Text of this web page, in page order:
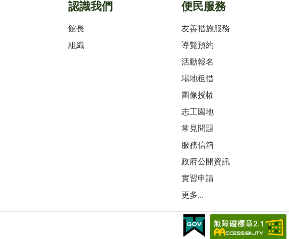
認識我們
館長
組織
便民服務
友善措施服務
導覽預約
活動報名
場地租借
圖像授權
志工園地
常見問題
服務信箱
政府公開資訊
實習申請
更多...